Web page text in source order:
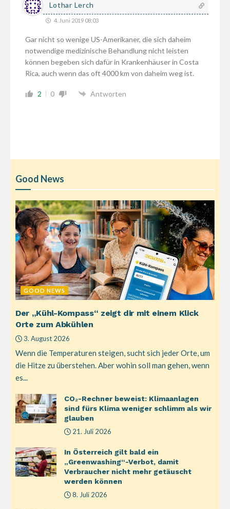
Lothar Lerch
4. Juni 2019 08:03
Gar nicht so wenige US-Amerikaner, die sich daheim
notwendige medizinische Behandlung nicht leisten
können begeben sich dafür in Krankenhäuser in Costa
Rica, auch wenn das oft 4000 km von daheim weg ist.
2 0 Antworten
Good News
GOOD NEWS
Der „Kühl-Kompass“ zeigt dir mit einem Klick
Orte zum Abkühlen
3. August 2026
Wenn die Temperaturen steigen, sucht sich jeder Orte, um
die Hitze zu überstehen. Aber wohin soll man gehen, wenn
es...
CO₂-Rechner beweist: Klimaanlagen
sind fürs Klima weniger schlimm als wir
glauben
21. Juli 2026
In Österreich gilt bald ein
„Greenwashing“-Verbot, damit
Verbraucher nicht mehr getäuscht
werden können
8. Juli 2026